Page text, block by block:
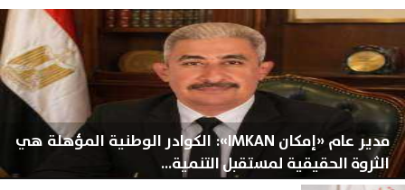
مدير عام «إمكان IMKAN»: الكوادر الوطنية المؤهلة هي
الثروة الحقيقية لمستقبل التنمية...